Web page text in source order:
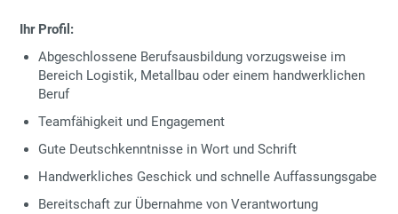
Ihr Profil:
Abgeschlossene Berufsausbildung vorzugsweise im
Bereich Logistik, Metallbau oder einem handwerklichen
Beruf
Teamfähigkeit und Engagement
Gute Deutschkenntnisse in Wort und Schrift
Handwerkliches Geschick und schnelle Auffassungsgabe
Bereitschaft zur Übernahme von Verantwortung